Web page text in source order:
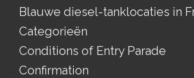
Blauwe diesel-tanklocaties in
Categorieën
Conditions of Entry Parade
Confirmation